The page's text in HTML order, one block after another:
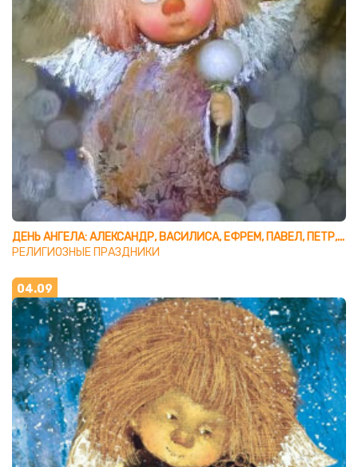
ДЕНЬ АНГЕЛА: АЛЕКСАНДР, ВАСИЛИСА, ЕФРЕМ, ПАВЕЛ, ПЕТР, ТАТЬЯНА
РЕЛИГИОЗНЫЕ ПРАЗДНИКИ
04.09